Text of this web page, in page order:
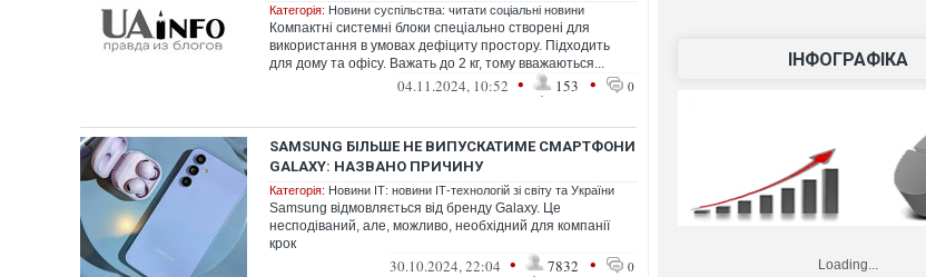
Категорія: Новини суспільства: читати соціальні новини
Компактні системні блоки спеціально створені для
використання в умовах дефіциту простору. Підходить
для дому та офісу. Важать до 2 кг, тому вважаються...
04.11.2024, 10:52 • 153 • 0
SAMSUNG БІЛЬШЕ НЕ ВИПУСКАТИМЕ СМАРТФОНИ
GALAXY: НАЗВАНО ПРИЧИНУ
Категорія: Новини ІТ: новини ІТ-технологій зі світу та України
Samsung відмовляється від бренду Galaxy. Це
несподіваний, але, можливо, необхідний для компанії
крок
30.10.2024, 22:04 • 7832 • 0
ІНФОГРАФІКА
Loading...